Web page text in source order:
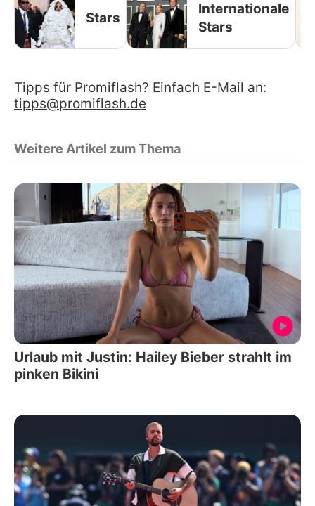
Stars
Internationale
Stars
Tipps für Promiflash? Einfach E-Mail an:
tipps@promiflash.de
Weitere Artikel zum Thema
Urlaub mit Justin: Hailey Bieber strahlt im
pinken Bikini